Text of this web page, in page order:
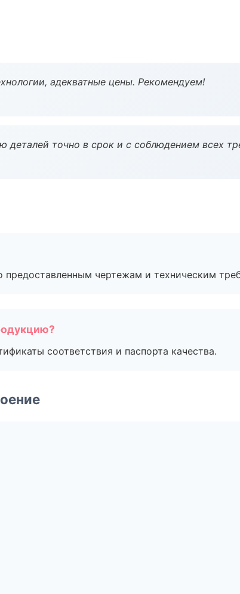
адекватные цены. Рекомендуем!
деталей точно в срок и с соблюдением всех
чертежам и техническим
соответствия и паспорта качества.